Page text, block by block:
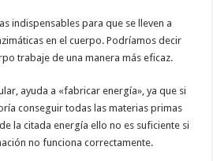
indispensables para que se lleven a
en el cuerpo. Podríamos decir
trabaje de una manera más eficaz.
ayuda a «fabricar energía», ya que si
conseguir todas las materias primas
la citada energía ello no es suficiente si
no funciona correctamente.